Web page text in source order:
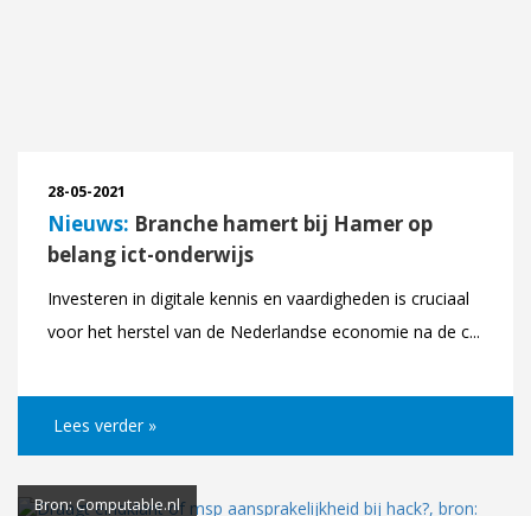
28-05-2021
Nieuws: Branche hamert bij Hamer op
belang ict-onderwijs
Investeren in digitale kennis en vaardigheden is cruciaal
voor het herstel van de Nederlandse economie na de c...
Lees verder »
Bron: Computable.nl